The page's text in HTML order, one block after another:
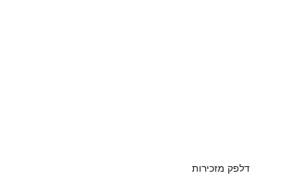
דלפק מזכירות